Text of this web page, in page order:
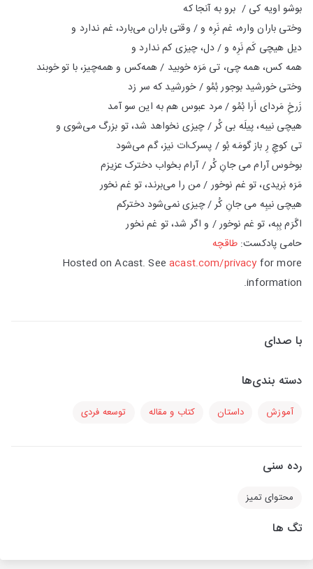
بوشو اویه کی / برو به آنجا که
وختی باران واره، غم نَرِه و / وقتی باران می‌بارد، غم ندارد و
دیل هیچی کَم نَرِه و / دل، چیزی کم ندارد و
همه کس، همه چی، تی مَرَه خوبید / همه‌کس و همه‌چیز، با تو خوبند
وختی خورشید بوجور بُمُو / خورشید که سر زد
زَرخِ مَردای اَرا بُمُو / مرد عبوس هم به این سو آمد
هیچی نیبه، پیلَه بی کُر / چیزی نخواهد شد، تو بزرگ می‌شوی و
تی کوچِ رِ باز گومَه بُو / پسرک‌ات نیز، گم می‌شود
بوخوس آرام می جانِ کُر / آرام بخواب دخترک عزیزم
مَرَه بَریدی، تو غم نوخور / من را می‌برند، تو غم نخور
هیچی نیبِه می جانِ کُر / چیزی نمی‌شود دخترکم
اگَرَم بِبِه، تو غم نوخور / و اگر شد، تو غم نخور
حامی پادکست: طاقچه
Hosted on Acast. Seeacast.com/privacy for more
information.
با صدای
دسته بندی‌ها
آموزش داستان کتاب و مقاله توسعه فردی
رده سنی
محتوای تمیز
تگ ها